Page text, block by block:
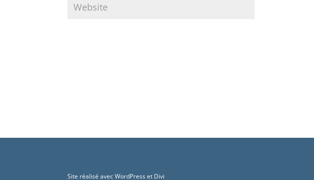
Site réalisé avec WordPress et Divi